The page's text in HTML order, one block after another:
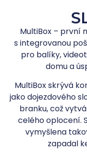
MultiBox – první
s integrovanou
pro balíky,
domu a
MultiBox skrývá
jako dojezdového
branku, což
celého oplocení.
vymyšlena
zapadal